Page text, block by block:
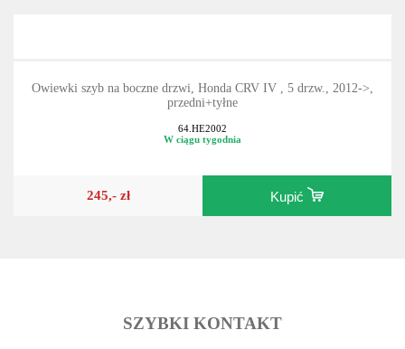
Owiewki szyb na boczne drzwi, Honda CRV IV , 5 drzw., 2012->,
przedni+tyłne
64.HE2002
W ciągu tygodnia
245,- zł Kupić
SZYBKI KONTAKT